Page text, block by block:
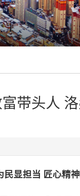
带头人
民显担当 匠心精